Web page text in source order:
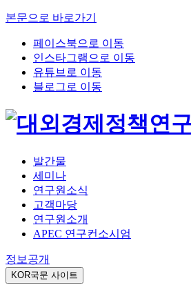
본문으로 바로가기
페이스북으로 이동
인스타그램으로 이동
유튜브로 이동
블로그로 이동
발간물
세미나
연구원소식
고객마당
연구원소개
APEC 연구컨소시엄
정보공개
KOR국문 사이트